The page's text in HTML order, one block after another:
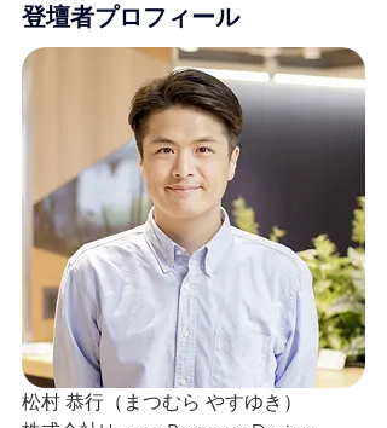
登壇者プロフィール
松村 恭行（まつむら やすゆき）